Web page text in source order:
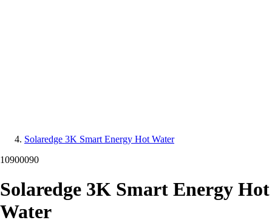
Solaredge 3K Smart Energy Hot Water
10900090
Solaredge 3K Smart Energy Hot
Water